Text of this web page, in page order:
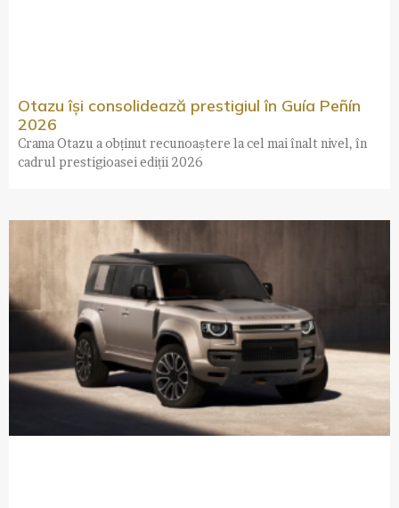
Otazu își consolidează prestigiul în Guía Peñín
2026
Crama Otazu a obținut recunoaștere la cel mai înalt nivel, în
cadrul prestigioasei ediții 2026